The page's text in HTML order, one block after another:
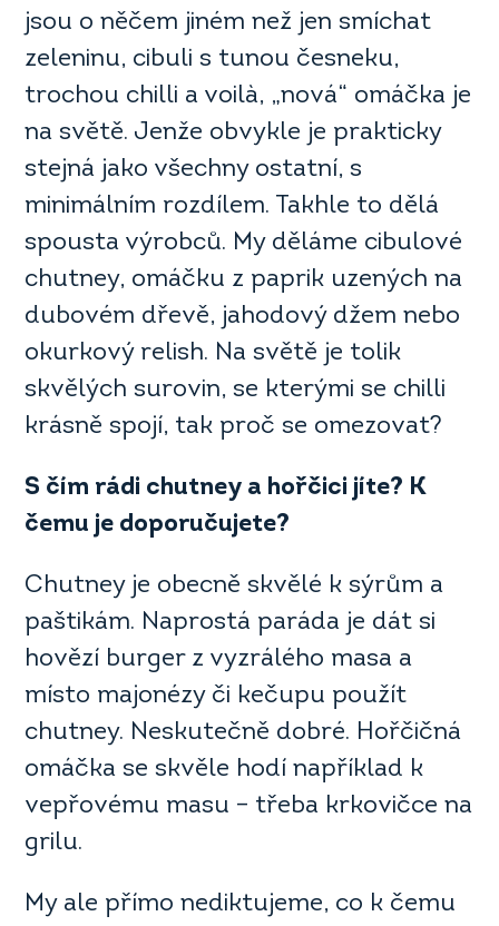
jsou o něčem jiném než jen smíchat
zeleninu, cibuli s tunou česneku,
trochou chilli a voilà, „nová“ omáčka je
na světě. Jenže obvykle je prakticky
stejná jako všechny ostatní, s
minimálním rozdílem. Takhle to dělá
spousta výrobců. My děláme cibulové
chutney, omáčku z paprik uzených na
dubovém dřevě, jahodový džem nebo
okurkový relish. Na světě je tolik
skvělých surovin, se kterými se chilli
krásně spojí, tak proč se omezovat?
S čím rádi chutney a hořčici jíte? K
čemu je doporučujete?
Chutney je obecně skvělé k sýrům a
paštikám. Naprostá paráda je dát si
hovězí burger z vyzrálého masa a
místo majonézy či kečupu použít
chutney. Neskutečně dobré. Hořčičná
omáčka se skvěle hodí například k
vepřovému masu – třeba krkovičce na
grilu.
My ale přímo nediktujeme, co k čemu